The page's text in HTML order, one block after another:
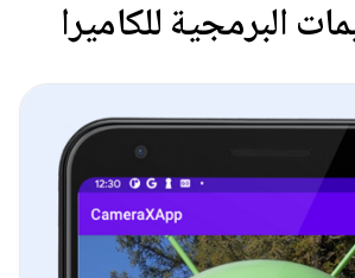
البرمجية للكاميرا